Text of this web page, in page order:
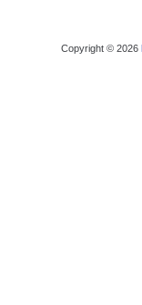
Copyright © 2026